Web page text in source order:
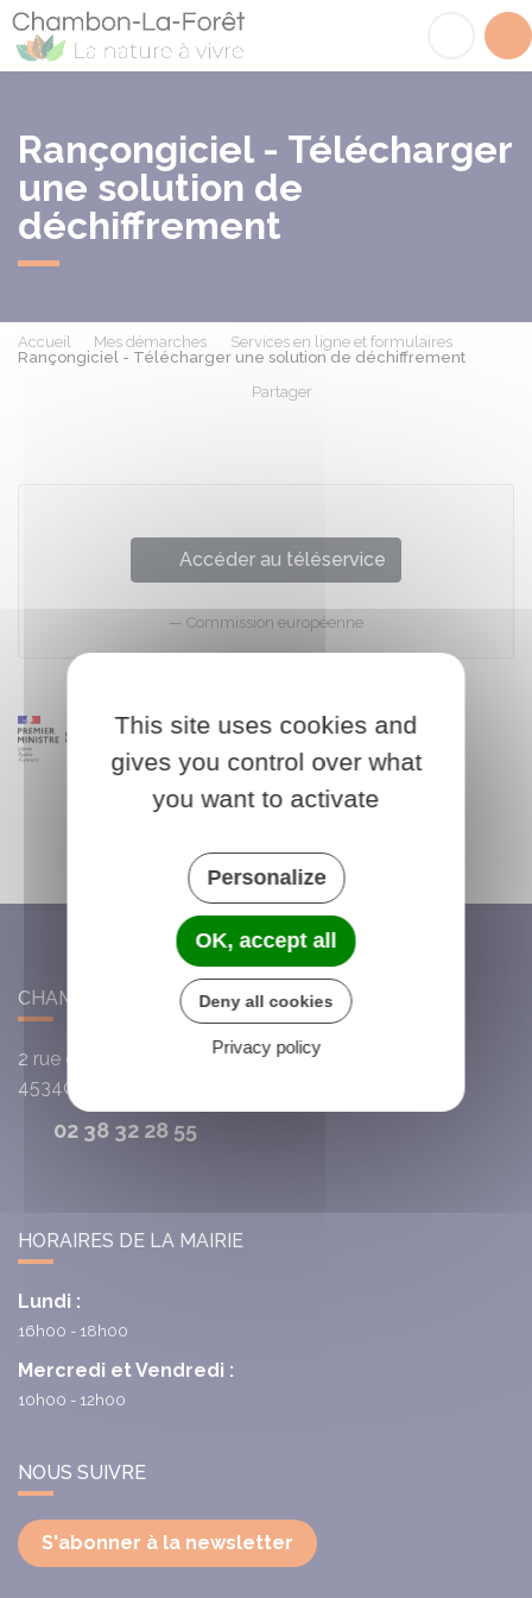
Rançongiciel - Télécharger
une solution de
déchiffrement
Accueil Mes démarches
Services en ligne et formulaires
Rançongiciel - Télécharger une solution de déchiffrement
Partager
Accéder au téléservice
Commission européenne
CHAMBON-LA-FÔRET
2 rue du Cardinal de la Luzerne
45340
02 38 32 28 55
HORAIRES DE LA MAIRIE
Lundi :
16h00 - 18h00
Mercredi et Vendredi :
10h00 - 12h00
NOUS SUIVRE
S'abonner à la newsletter
This site uses cookies and
gives you control over what
you want to activate
Personalize
OK, accept all
Deny all cookies
Privacy policy